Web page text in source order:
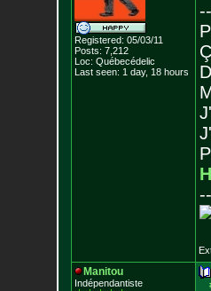
Registered: 05/03/11
Posts: 7,212
Loc: Québecédelic
Last seen: 1 day, 18 hours
Manitou
Indépendantiste